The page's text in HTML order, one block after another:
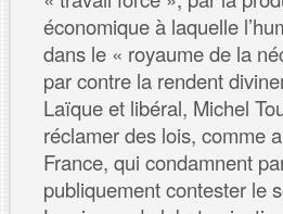
économique à laquelle
dans le « royaume de la
par contre la rendent
Laïque et libéral, Michel
réclamer des lois, comme
France, qui condamnent
publiquement contester le